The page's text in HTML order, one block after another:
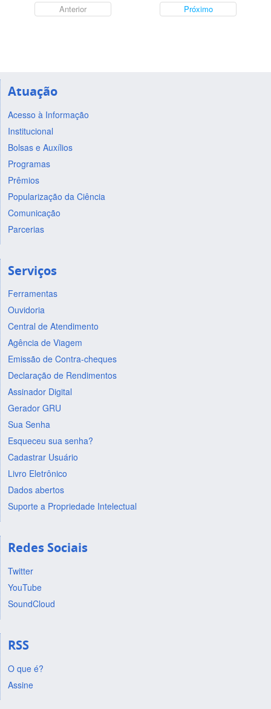
Anterior Próximo
Atuação
Acesso à Informação
Institucional
Bolsas e Auxílios
Programas
Prêmios
Popularização da Ciência
Comunicação
Parcerias
Serviços
Ferramentas
Ouvidoria
Central de Atendimento
Agência de Viagem
Emissão de Contra-cheques
Declaração de Rendimentos
Assinador Digital
Gerador GRU
Sua Senha
Esqueceu sua senha?
Cadastrar Usuário
Livro Eletrônico
Dados abertos
Suporte a Propriedade Intelectual
Redes Sociais
Twitter
YouTube
SoundCloud
RSS
O que é?
Assine